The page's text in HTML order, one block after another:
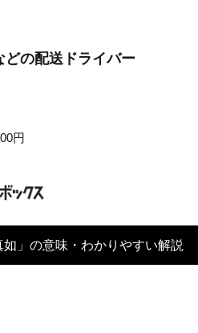
の配送ドライバー
円
如」の意味・わかりやすい解説